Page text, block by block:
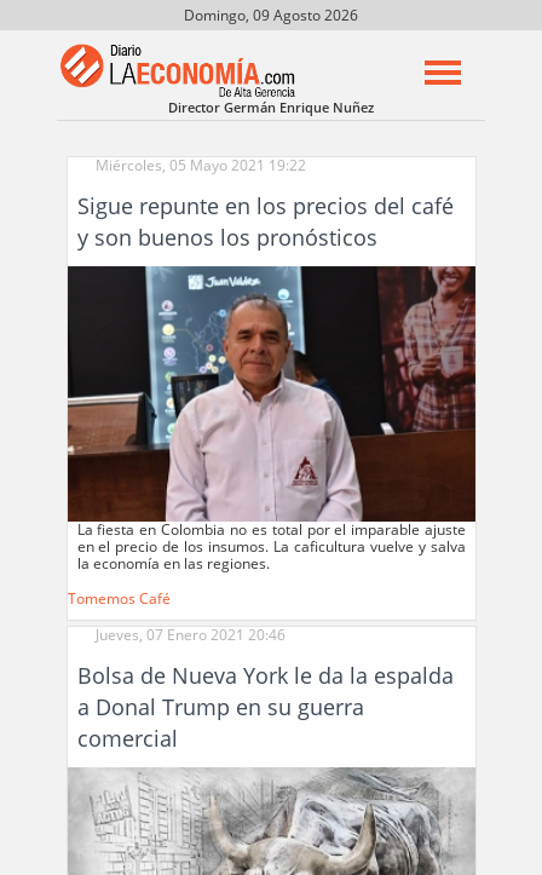
Domingo, 09 Agosto 2026
Director Germán Enrique Nuñez
Miércoles, 05 Mayo 2021 19:22
Sigue repunte en los precios del café
y son buenos los pronósticos
La fiesta en Colombia no es total por el imparable ajuste
en el precio de los insumos. La caficultura vuelve y salva
la economía en las regiones.
Tomemos Café
Jueves, 07 Enero 2021 20:46
Bolsa de Nueva York le da la espalda
a Donal Trump en su guerra
comercial